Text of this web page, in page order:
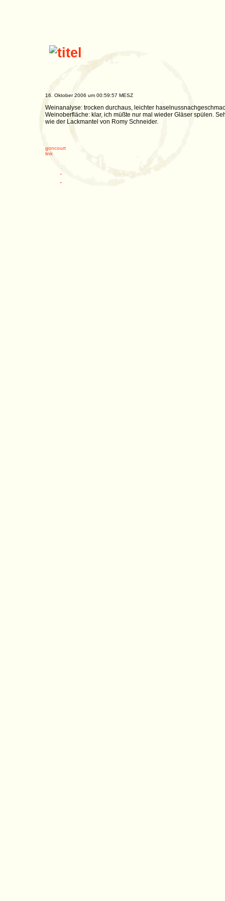
16. Oktober 2006 um 00:59:57 MESZ
Weinanalyse: trocken durchaus, leichter
Weinoberfläche: klar, ich müßte nur mal wieder Gläser spülen.
wie der Lackmantel von Romy Schneider.
goncourt
link